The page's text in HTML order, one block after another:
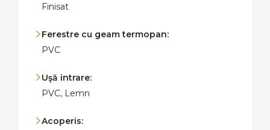
Finisat
Ferestre cu geam termopan:
PVC
Uşă intrare:
PVC, Lemn
Acoperis: